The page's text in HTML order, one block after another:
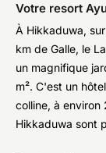
Votre resort
À Hikkaduwa,
km de Galle, le
un magnifique
m². C'est un
colline, à environ
Hikkaduwa sont